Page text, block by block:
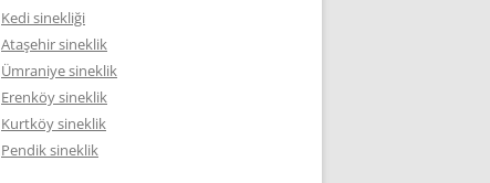
Kedi sinekliği
Ataşehir sineklik
Ümraniye sineklik
Erenköy sineklik
Kurtköy sineklik
Pendik sineklik